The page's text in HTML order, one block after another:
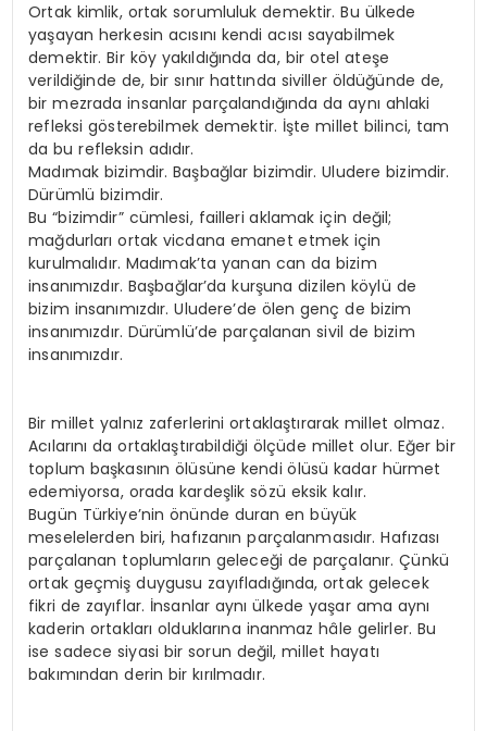
Ortak kimlik, ortak sorumluluk demektir. Bu ülkede
yaşayan herkesin acısını kendi acısı sayabilmek
demektir. Bir köy yakıldığında da, bir otel ateşe
verildiğinde de, bir sınır hattında siviller öldüğünde de,
bir mezrada insanlar parçalandığında da aynı ahlaki
refleksi gösterebilmek demektir. İşte millet bilinci, tam
da bu refleksin adıdır.
Madımak bizimdir. Başbağlar bizimdir. Uludere bizimdir.
Dürümlü bizimdir.
Bu “bizimdir” cümlesi, failleri aklamak için değil;
mağdurları ortak vicdana emanet etmek için
kurulmalıdır. Madımak’ta yanan can da bizim
insanımızdır. Başbağlar’da kurşuna dizilen köylü de
bizim insanımızdır. Uludere’de ölen genç de bizim
insanımızdır. Dürümlü’de parçalanan sivil de bizim
insanımızdır.
Bir millet yalnız zaferlerini ortaklaştırarak millet olmaz.
Acılarını da ortaklaştırabildiği ölçüde millet olur. Eğer bir
toplum başkasının ölüsüne kendi ölüsü kadar hürmet
edemiyorsa, orada kardeşlik sözü eksik kalır.
Bugün Türkiye’nin önünde duran en büyük
meselelerden biri, hafızanın parçalanmasıdır. Hafızası
parçalanan toplumların geleceği de parçalanır. Çünkü
ortak geçmiş duygusu zayıfladığında, ortak gelecek
fikri de zayıflar. İnsanlar aynı ülkede yaşar ama aynı
kaderin ortakları olduklarına inanmaz hâle gelirler. Bu
ise sadece siyasi bir sorun değil, millet hayatı
bakımından derin bir kırılmadır.